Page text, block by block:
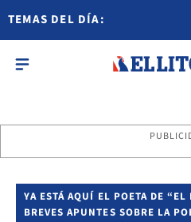
TEMAS DEL DÍA:
YA ESTÁ AQUÍ EL POETA DE
BREVES APUNTES SOBRE LA